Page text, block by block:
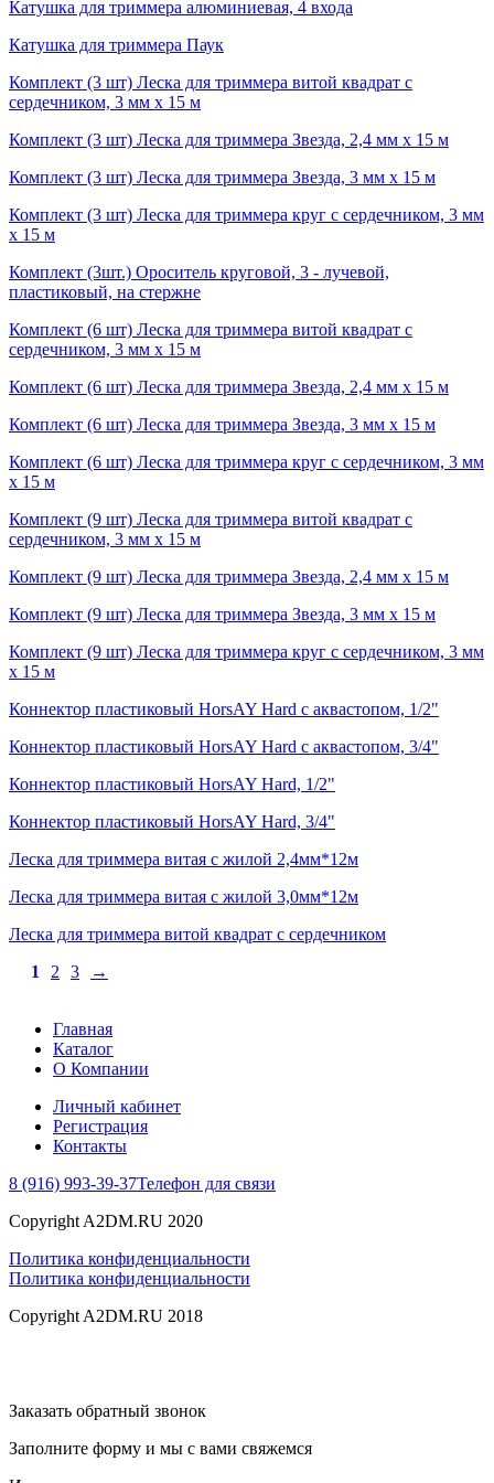
Катушка для триммера алюминиевая, 4 входа
Катушка для триммера Паук
Комплект (3 шт) Леска для триммера витой квадрат с
сердечником, 3 мм х 15 м
Комплект (3 шт) Леска для триммера Звезда, 2,4 мм х 15 м
Комплект (3 шт) Леска для триммера Звезда, 3 мм х 15 м
Комплект (3 шт) Леска для триммера круг с сердечником, 3 мм
х 15 м
Комплект (3шт.) Ороситель круговой, 3 - лучевой,
пластиковый, на стержне
Комплект (6 шт) Леска для триммера витой квадрат с
сердечником, 3 мм х 15 м
Комплект (6 шт) Леска для триммера Звезда, 2,4 мм х 15 м
Комплект (6 шт) Леска для триммера Звезда, 3 мм х 15 м
Комплект (6 шт) Леска для триммера круг с сердечником, 3 мм
х 15 м
Комплект (9 шт) Леска для триммера витой квадрат с
сердечником, 3 мм х 15 м
Комплект (9 шт) Леска для триммера Звезда, 2,4 мм х 15 м
Комплект (9 шт) Леска для триммера Звезда, 3 мм х 15 м
Комплект (9 шт) Леска для триммера круг с сердечником, 3 мм
х 15 м
Коннектор пластиковый HorsAY Hard с аквастопом, 1/2"
Коннектор пластиковый HorsAY Hard с аквастопом, 3/4"
Коннектор пластиковый HorsAY Hard, 1/2"
Коннектор пластиковый HorsAY Hard, 3/4"
Леска для триммера витая с жилой 2,4мм*12м
Леска для триммера витая с жилой 3,0мм*12м
Леска для триммера витой квадрат с сердечником
1
2 3 →
Главная
Каталог
О Компании
Личный кабинет
Регистрация
Контакты
8 (916) 993-39-37Телефон для связи
Copyright A2DM.RU 2020
Политика конфиденциальности
Политика конфиденциальности
Copyright A2DM.RU 2018
Заказать обратный звонок
Заполните форму и мы с вами свяжемся